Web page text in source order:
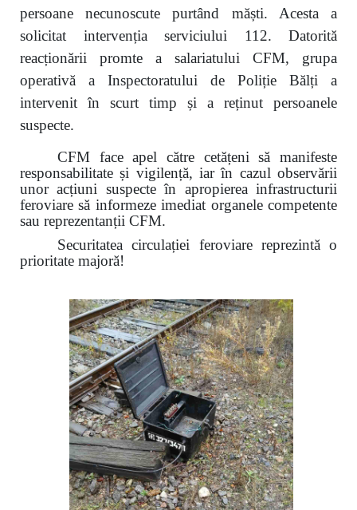
persoane necunoscute purtând măști. Acesta a
solicitat intervenția serviciului 112. Datorită
reacționării promte a salariatului CFM, grupa
operativă a Inspectoratului de Poliție Bălți a
intervenit în scurt timp și a reținut persoanele
suspecte.
CFM face apel către cetățeni să manifeste
responsabilitate și vigilență, iar în cazul observării
unor acțiuni suspecte în apropierea infrastructurii
feroviare să informeze imediat organele competente
sau reprezentanții CFM.
Securitatea circulației feroviare reprezintă o
prioritate majoră!